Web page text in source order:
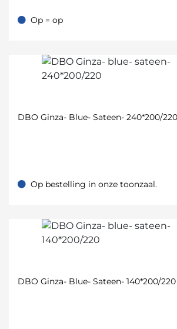
Op = op
Op = op
DBO Ginza- Blue- Sateen- 240*200/220
Op bestelling in onze toonzaal.
Op bestelling in onze toonzaal.
DBO Ginza- Blue- Sateen- 140*200/220